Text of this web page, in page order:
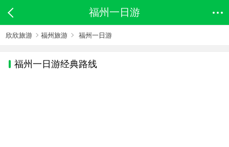
福州一日游
欣欣旅游 福州旅游 福州一日游
福州 一日游经典路线